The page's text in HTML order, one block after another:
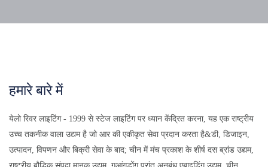
हमारे बारे में
येलो रिवर लाइटिंग - 1999 से स्टेज लाइटिंग पर ध्यान केंद्रित करना, यह एक राष्ट्रीय
उच्च तकनीक वाला उद्यम है जो आर की एकीकृत सेवा प्रदान करता है&डी, डिजाइन,
उत्पादन, विपणन और बिक्री सेवा के बाद; चीन में मंच प्रकाश के शीर्ष दस ब्रांड उद्यम,